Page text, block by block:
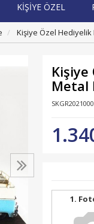
KİŞİYE ÖZEL
Kişiye Özel Hediyelik
Metal
1.